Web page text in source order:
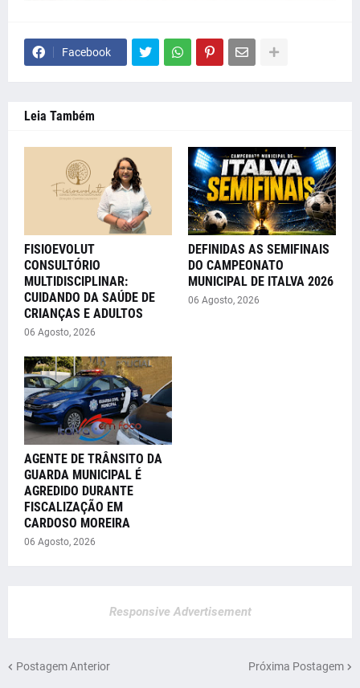
Facebook
Leia Também
FISIOEVOLUT
CONSULTÓRIO
MULTIDISCIPLINAR:
CUIDANDO DA SAÚDE DE
CRIANÇAS E ADULTOS
06 Agosto, 2026
DEFINIDAS AS SEMIFINAIS
DO CAMPEONATO
MUNICIPAL DE ITALVA 2026
06 Agosto, 2026
AGENTE DE TRÂNSITO DA
GUARDA MUNICIPAL É
AGREDIDO DURANTE
FISCALIZAÇÃO EM
CARDOSO MOREIRA
06 Agosto, 2026
Responsive Advertisement
Postagem Anterior Próxima Postagem